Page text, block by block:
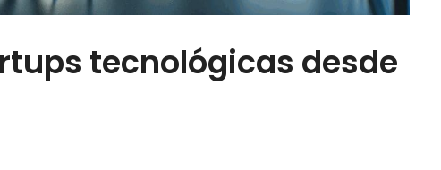
tecnológicas desde